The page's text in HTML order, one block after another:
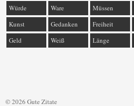
Würde
Ware Müssen
Kunst
Gedanken Freiheit
Geld
Weiß Länge
© 2026 Gute Zitate